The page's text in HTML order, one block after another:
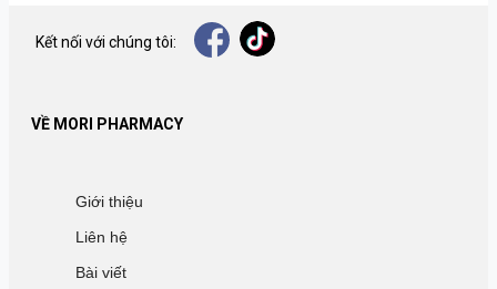
VỀ MORI PHARMACY
Giới thiệu
Liên hệ
Bài viết
Kết nối với chúng tôi: